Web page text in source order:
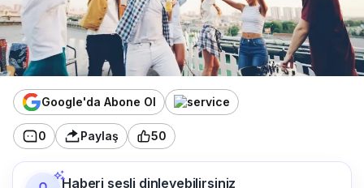
Google'da Abone Ol
0 Paylaş 50
Haberi sesli dinleyebilirsiniz